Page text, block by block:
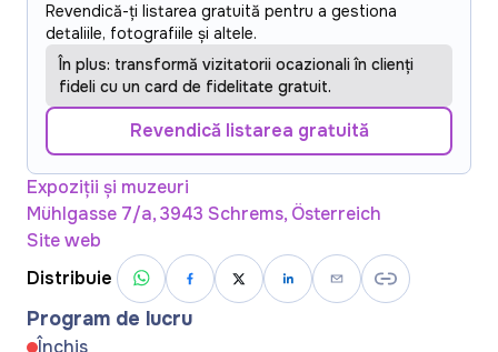
Revendică-ți listarea gratuită pentru a gestiona
detaliile, fotografiile și altele.
În plus: transformă vizitatorii ocazionali în clienți
fideli cu un card de fidelitate gratuit.
Revendică listarea gratuită
Expoziții și muzeuri
Mühlgasse 7/a, 3943 Schrems, Österreich
Site web
Distribuie
Program de lucru
Închis